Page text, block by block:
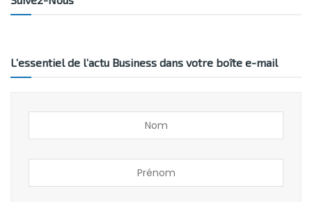
L’essentiel de l’actu Business dans votre boîte e-mail